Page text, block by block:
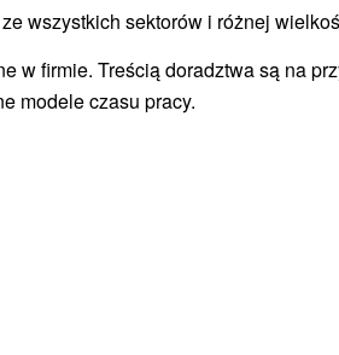
wszystkich sektorów i różnej
w firmie. Treścią doradztwa są na
modele czasu pracy.